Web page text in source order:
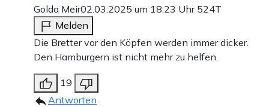
Golda Meir02.03.2025 um 18:23 Uhr 524T
Melden
Die Bretter vor den Köpfen werden immer dicker.
Den Hamburgern ist nicht mehr zu helfen.
19
Antworten